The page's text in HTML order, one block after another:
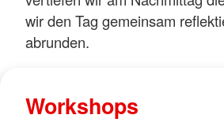
wir den Tag gemeinsam
abrunden.
Workshops